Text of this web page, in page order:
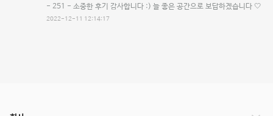
- 251 - 소중한 후기 감사합니다 :) 늘 좋은 공간으로 보답하겠습니다 🤍
2022-12-11 12:14:17